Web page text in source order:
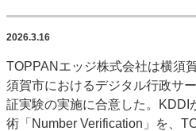
新商品
ポストプレス
市場・統計
人事・移転・異動・訃報
特集記事カテゴリー一覧
2026.3.16
TOPPANエッジ株式会社は横須
須賀市におけるデジタル行政サ
証実験の実施に合意した。KDDI
術「Number Verification」を、